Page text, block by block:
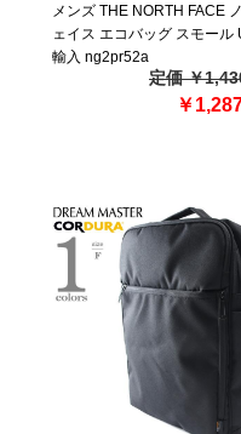
メンズ THE NORTH FACE
ェイス エコバッグ スモール
輸入 ng2pr52a
定価 ￥
￥